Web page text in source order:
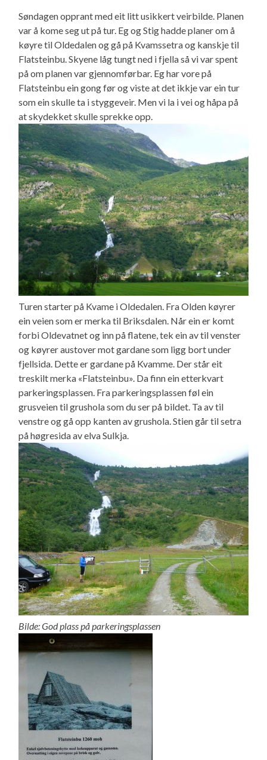
Søndagen opprant med eit litt usikkert veirbilde. Planen
var å kome seg ut på tur. Eg og Stig hadde planer om å
køyre til Oldedalen og gå på Kvamssetra og kanskje til
Flatsteinbu. Skyene låg tungt ned i fjella så vi var spent
på om planen var gjennomførbar. Eg har vore på
Flatsteinbu ein gong før og viste at det ikkje var ein tur
som ein skulle ta i styggeveir. Men vi la i vei og håpa på
at skydekket skulle sprekke opp.
Turen starter på Kvame i Oldedalen. Fra Olden køyrer
ein veien som er merka til Briksdalen. Når ein er komt
forbi Oldevatnet og inn på flatene, tek ein av til venster
og køyrer austover mot gardane som ligg bort under
fjellsida. Dette er gardane på Kvamme. Der står eit
treskilt merka «Flatsteinbu». Da finn ein etterkvart
parkeringsplassen. Fra parkeringsplassen føl ein
grusveien til grushola som du ser på bildet. Ta av til
venstre og gå opp kanten av grushola. Stien går til setra
på høgresida av elva Sulkja.
Bilde: God plass på parkeringsplassen